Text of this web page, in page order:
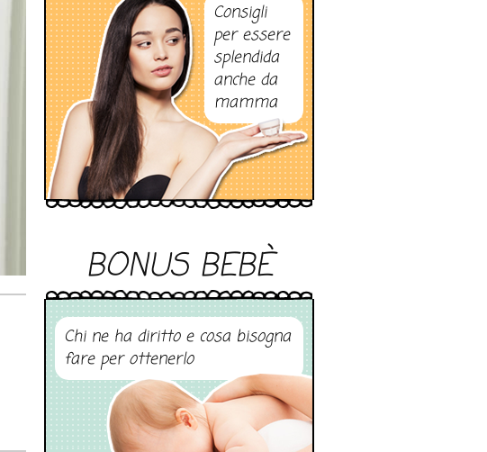
Consigli
per essere
splendida
anche da
mamma
BONUS BEBÈ
Chi ne ha diritto e cosa bisogna
fare per ottenerlo